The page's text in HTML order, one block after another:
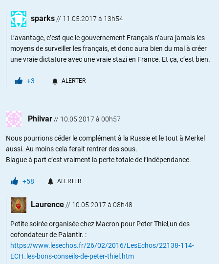
sparks // 11.05.2017 à 13h54
L’avantage, c’est que le gouvernement Français n’aura jamais les
moyens de surveiller les français, et donc aura bien du mal à créer
une vraie dictature avec une vraie stazi en France. Et ça, c’est bien.
+3 ALERTER
Philvar // 10.05.2017 à 00h57
Nous pourrions céder le complément à la Russie et le tout à Merkel
aussi. Au moins cela ferait rentrer des sous.
Blague à part c’est vraiment la perte totale de l’indépendance.
+58 ALERTER
Laurence // 10.05.2017 à 08h48
Petite soirée organisée chez Macron pour Peter Thiel,un des
cofondateur de Palantir. :
https://www.lesechos.fr/26/02/2016/LesEchos/22138-114-
ECH_les-bons-conseils-de-peter-thiel.htm